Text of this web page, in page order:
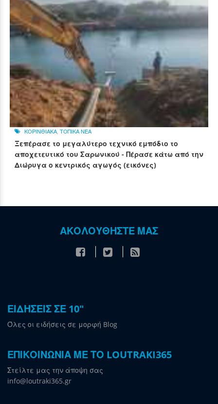
ΚΟΡΙΝΘΙΑΚΑ, ΤΟΠΙΚΑ ΝΕΑ
Ξεπέρασε το μεγαλύτερο τεχνικό εμπόδιο το
αποχετευτικό του Σαρωνικού - Πέρασε κάτω από την
Διώρυγα ο κεντρικός αγωγός (εικόνες)
ΑΚΟΛΟΥΘΗΣΤΕ ΜΑΣ
ΕΙΔΗΣΕΙΣ ΣΕ 10"
Όλες οι ειδήσεις σε μορφή Blog
ΕΠΙΚΟΙΝΩΝΙΑ ΜΕ ΤΟ LOUTRAKI365
Στείλτε μας την άποψη σας
info@loutraki365.gr